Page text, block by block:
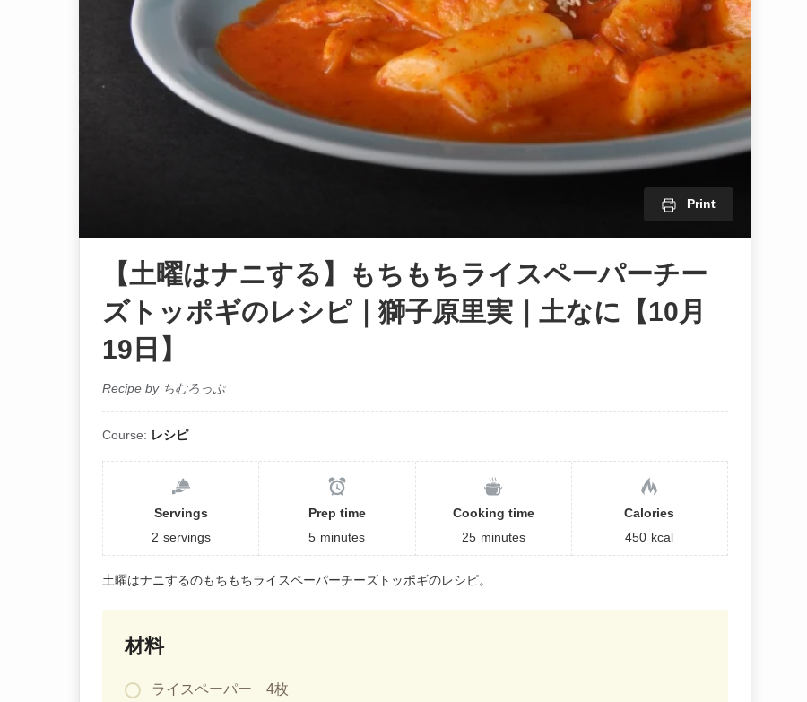
Print
【土曜はナニする】もちもちライスペーパーチー
ズトッポギのレシピ｜獅子原里実｜土なに【10月
19日】
Recipe by ちむろっぷ
Course: レシピ
Servings
2 servings
Prep time
5 minutes
Cooking time
25 minutes
Calories
450 kcal
土曜はナニするのもちもちライスペーパーチーズトッポギのレシピ。
材料
ライスペーパー 4枚